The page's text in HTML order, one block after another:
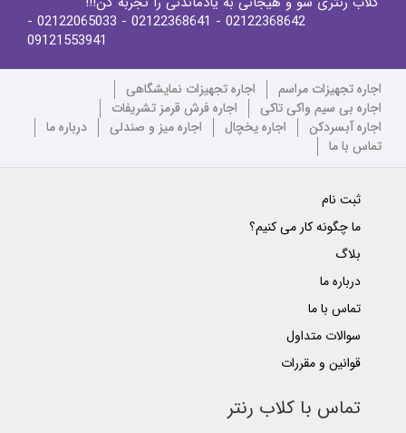
02122368642
- 02122368641
- 02122065033
-
09121553941
اجاره تجهیزات مراسم
اجاره تجهیزات نمایشگاهی
اجاره بی سیم واکی تاکی
اجاره فرش قرمز تشریفات
اجاره آبسردکن
اجاره یخچال اجاره میز و صندلی
درباره ما
تماس با ما
ثبت نام
ما چگونه کار می کنیم؟
بلاگ
درباره ما
تماس با ما
سوالات متداول
قوانین و مقررات
تماس با کلاب رنتر